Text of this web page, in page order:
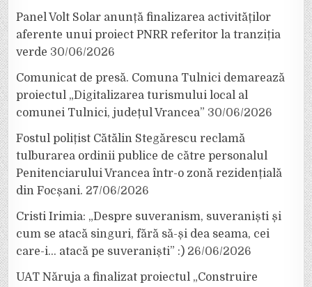
Panel Volt Solar anunță finalizarea activităților
aferente unui proiect PNRR referitor la tranziția
verde 30/06/2026
Comunicat de presă. Comuna Tulnici demarează
proiectul „Digitalizarea turismului local al
comunei Tulnici, județul Vrancea” 30/06/2026
Fostul polițist Cătălin Stegărescu reclamă
tulburarea ordinii publice de către personalul
Penitenciarului Vrancea într-o zonă rezidențială
din Focșani. 27/06/2026
Cristi Irimia: „Despre suveranism, suveraniști și
cum se atacă singuri, fără să-și dea seama, cei
care-i… atacă pe suveraniști” :) 26/06/2026
UAT Năruja a finalizat proiectul „Construire